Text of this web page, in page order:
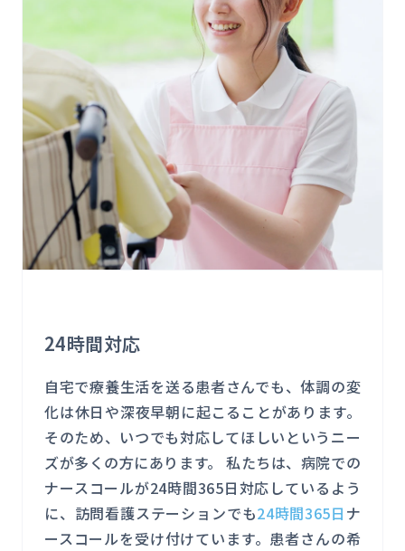
24時間対応
自宅で療養生活を送る患者さんでも、体調の変
化は休日や深夜早朝に起こることがあります。
そのため、いつでも対応してほしいというニー
ズが多くの方にあります。 私たちは、病院での
ナースコールが24時間365日対応しているよう
に、訪問看護ステーションでも24時間365日 ナ
ースコールを受け付けています。患者さんの希